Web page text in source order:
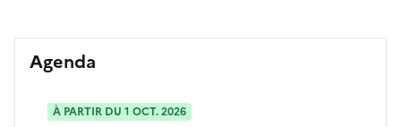
Agenda
À PARTIR DU 1 OCT. 2026